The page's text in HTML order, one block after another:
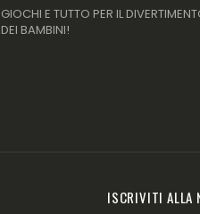
GIOCHI E TUTTO PER IL
DEI BAMBINI!
ISCRIVITI ALLA